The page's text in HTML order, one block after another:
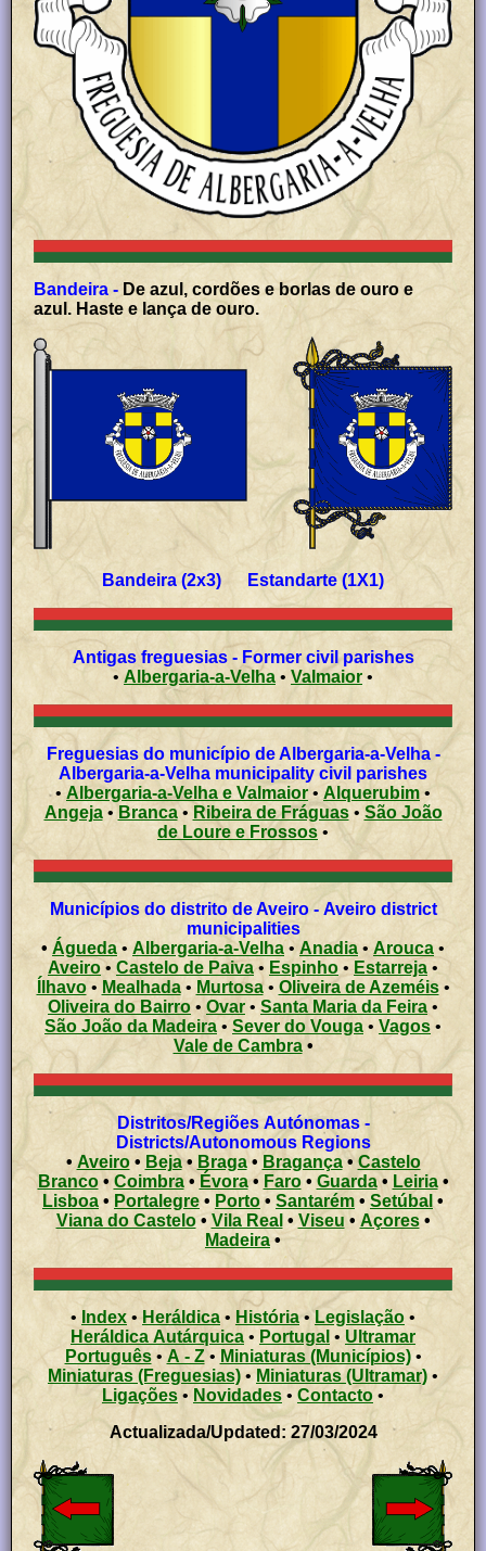
Bandeira - De azul, cordões e borlas de ouro e
azul. Haste e lança de ouro.
Bandeira (2x3) Estandarte (1X1)
Antigas freguesias - Former civil parishes
• Albergaria-a-Velha • Valmaior •
Freguesias do município de Albergaria-a-Velha -
Albergaria-a-Velha municipality civil parishes
• Albergaria-a-Velha e Valmaior • Alquerubim •
Angeja• Branca• Ribeira de Fráguas•São João
de Loure e Frossos •
Municípios do distrito de Aveiro - Aveiro district
municipalities
• Águeda • Albergaria-a-Velha •Anadia • Arouca •
Aveiro• Castelo de Paiva• Espinho • Estarreja •
Ílhavo• Mealhada• Murtosa• Oliveira de Azeméis•
Oliveira do Bairro • Ovar • Santa Maria da Feira •
São João da Madeira • Sever do Vouga • Vagos •
Vale de Cambra •
Distritos/Regiões Autónomas -
Districts/Autonomous Regions
• Aveiro• Beja• Braga• Bragança• Castelo
Branco•Coimbra• Évora• Faro• Guarda• Leiria•
Lisboa • Portalegre • Porto• Santarém • Setúbal •
Viana do Castelo• Vila Real • Viseu• Açores•
Madeira•
• Index •Heráldica • História•Legislação •
Heráldica Autárquica • Portugal • Ultramar
Português• A - Z• Miniaturas (Municípios)•
Miniaturas (Freguesias) • Miniaturas (Ultramar) •
Ligações • Novidades • Contacto •
Actualizada/Updated: 27/03/2024